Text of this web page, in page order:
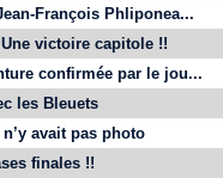
François Phliponea...
victoire capitole !!
confirmée par le jou...
les Bleuets
avait pas photo
finales !!